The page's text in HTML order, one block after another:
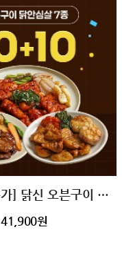
[10+10 특가] 닭신 오븐구이 닭안심살 7종 골라담기
41,900원